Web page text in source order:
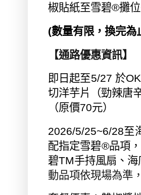
椒貼紙至雪碧®攤
(數量有限，換完為
【通路優惠資訊】
即日起至5/27 於OK
切洋芋片（勁辣唐
（原價70元）
2026/5/25~6/28至
配指定雪碧®品項
碧TM手持風扇、
動品項依現場為準